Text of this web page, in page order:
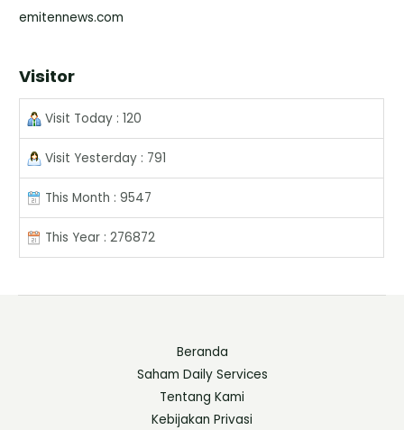
emitennews.com
Visitor
Visit Today : 120
Visit Yesterday : 791
This Month : 9547
This Year : 276872
Beranda
Saham Daily Services
Tentang Kami
Kebijakan Privasi